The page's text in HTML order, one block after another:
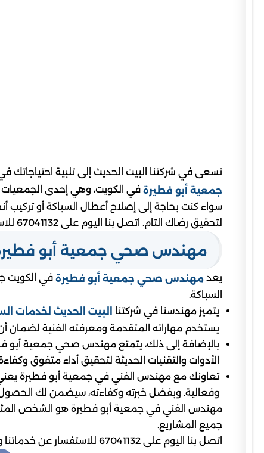
نسعى في شركتنا البيت الحديث إلى تلبية احتياجاتك
جمعية أبو فطيرة في الكويت، وهي إحدى
سواء كنت بحاجة إلى إصلاح أعطال السباكة أو
لتحقيق رضاك التام. اتصل بنا اليوم على 67041132 للاستفسار عن خدماتنا وتجربة الاحترافية المميزة التي نقدمها.
مهندس صحي جمعية أبو
يعد مهندس صحي جمعية أبو فطيرة في الكويت
السباكة.
يتميز مهندسنا في شركتنا
البيت الحديث لخدمات
يستخدم مهاراته المتقدمة ومعرفته الفنية لضمان
بالإضافة إلى ذلك، يتمتع مهندس صحي جمعية أبو
الأدوات والتقنيات الحديثة لتحقيق أداء متفوق
تعاونك مع مهندس الفني في جمعية أبو فطيرة
وفعالية. وبفضل خبرته وكفاءته، سيضمن لك
مهندس الفني في جمعية أبو فطيرة هو الشخص
جميع المشاريع.
اتصل بنا اليوم على 67041132 للاستفسار عن خدماتنا وتجربة الاحترافية المميزة التي نقدمها.